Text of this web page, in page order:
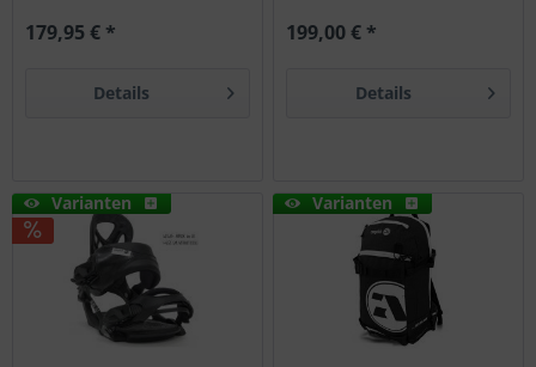
179,95 € *
Details
199,00 € *
Details
Varianten Varianten